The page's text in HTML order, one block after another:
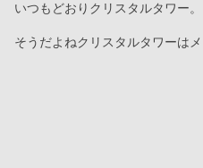
いつもどおりクリスタルタワー。
そうだよねクリスタルタワーは